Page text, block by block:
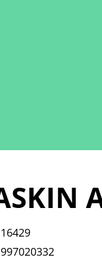
16429
997020332